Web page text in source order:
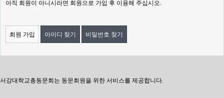
아직 회원이 아니시라면 회원으로 가입 후 이용해 주십시오.
회원 가입 아이디 찾기 비밀번호 찾기
서강대학교총동문회는 동문회원을 위한 서비스를 제공합니다.